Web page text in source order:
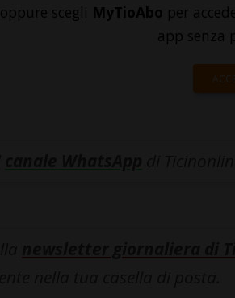
oppure scegli MyTioAbo per
app senza